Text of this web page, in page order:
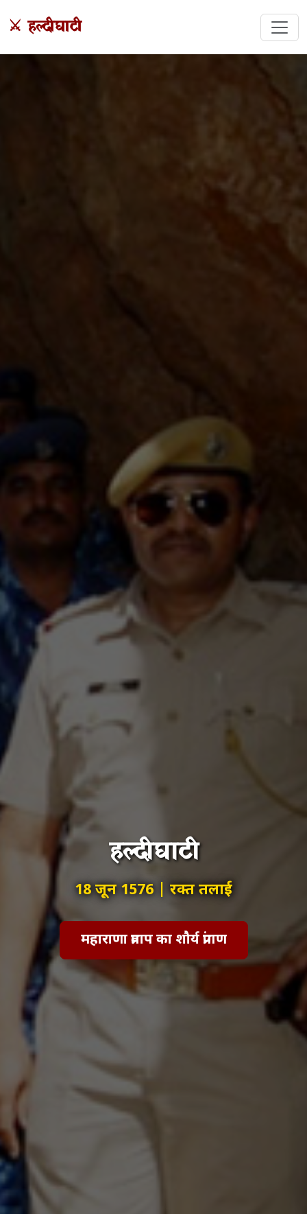
⚔️ हल्दीघाटी
हल्दीघाटी
18 जून 1576 | रक्त तलाई
महाराणा प्रताप का शौर्य प्रांगण